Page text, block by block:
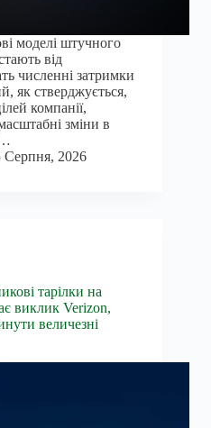
моделі штучного
від
численні затримки
як стверджується,
компанії,
зміни в
Серпня, 2026
тарілки на
виклик Verizon,
величезні